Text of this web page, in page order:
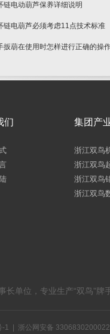
电动葫芦保养详细说明
电葫芦必须考虑11点技术标准
葫在使用时怎样进行正确的操
们 集团产
浙江双鸟
浙江双鸟
浙江双鸟
浙江双鸟
单位，专业生产“双鸟”
-1 浙公网安备